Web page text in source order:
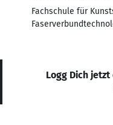
Fachschule für
Logg Dich